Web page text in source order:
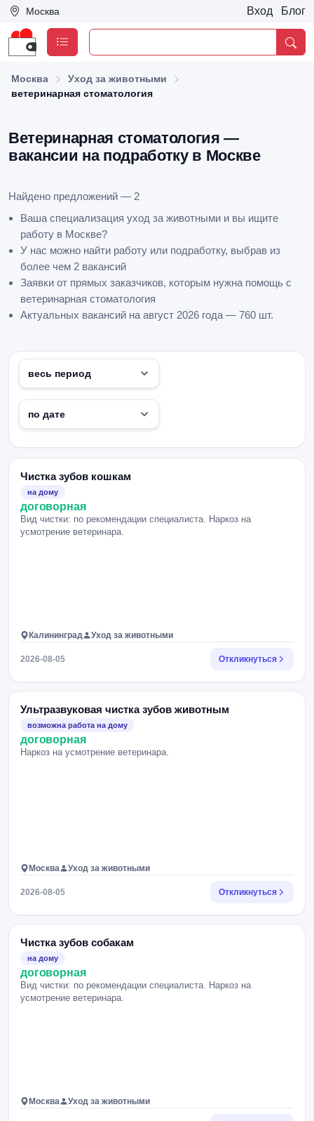
Москва Вход Блог
Москва
Уход за животными
ветеринарная стоматология
Ветеринарная стоматология —
вакансии на подработку в Москве
Найдено предложений — 2
Ваша специализация уход за животными и вы ищите
работу в Москве?
У нас можно найти работу или подработку, выбрав из
более чем 2 вакансий
Заявки от прямых заказчиков, которым нужна помощь с
ветеринарная стоматология
Актуальных вакансий на август 2026 года — 760 шт.
Чистка зубов кошкам
на дому
договорная
Вид чистки: по рекомендации специалиста. Наркоз на
усмотрение ветеринара.
Калининград Уход за животными
2026-08-05 Откликнуться
Ультразвуковая чистка зубов животным
возможна работа на дому
договорная
Наркоз на усмотрение ветеринара.
Москва Уход за животными
2026-08-05 Откликнуться
Чистка зубов собакам
на дому
договорная
Вид чистки: по рекомендации специалиста. Наркоз на
усмотрение ветеринара.
Москва Уход за животными